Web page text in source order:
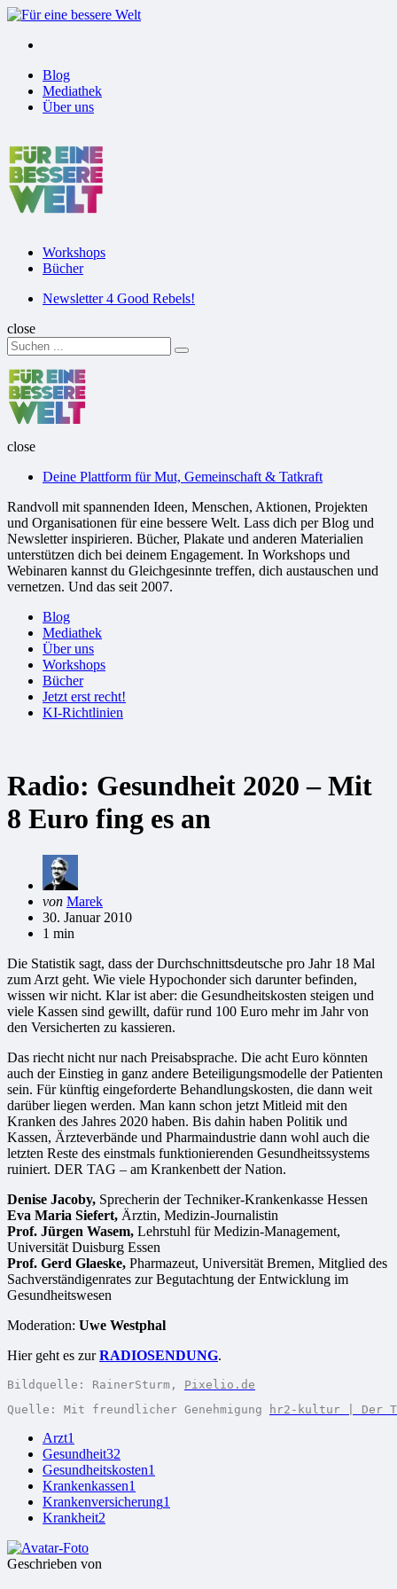
Menu
Menu
Blog
Mediathek
Über uns
Workshops
Bücher
SuchenNewsletter 4 Good Rebels!
close
Search
for:
Suchen
close
Deine Plattform für Mut, Gemeinschaft & Tatkraft
Randvoll mit spannenden Ideen, Menschen, Aktionen, Projekten
und Organisationen für eine bessere Welt. Lass dich per Blog und
Newsletter inspirieren. Bücher, Plakate und anderen Materialien
unterstützen dich bei deinem Engagement. In Workshops und
Webinaren kannst du Gleichgesinnte treffen, dich austauschen und
vernetzen. Und das seit 2007.
Blog
Mediathek
Über uns
Workshops
Bücher
Jetzt erst recht!
KI-Richtlinien
Radio: Gesundheit 2020 – Mit
8 Euro fing es an
Gepostet
von
von Marek
30. Januar 2010
1 min
Die Statistik sagt, dass der Durchschnittsdeutsche pro Jahr 18 Mal
zum Arzt geht. Wie viele Hypochonder sich darunter befinden,
wissen wir nicht. Klar ist aber: die Gesundheitskosten steigen und
viele Kassen sind gewillt, dafür rund 100 Euro mehr im Jahr von
den Versicherten zu kassieren.
Das riecht nicht nur nach Preisabsprache. Die acht Euro könnten
auch der Einstieg in ganz andere Beteiligungsmodelle der Patienten
sein. Für künftig eingeforderte Behandlungskosten, die dann weit
darüber liegen werden. Man kann schon jetzt Mitleid mit den
Kranken des Jahres 2020 haben. Bis dahin haben Politik und
Kassen, Ärzteverbände und Pharmaindustrie dann wohl auch die
letzten Reste des einstmals funktionierenden Gesundheitssystems
ruiniert. DER TAG – am Krankenbett der Nation.
Denise Jacoby, Sprecherin der Techniker-Krankenkasse Hessen
Eva Maria Siefert, Ärztin, Medizin-Journalistin
Prof. Jürgen Wasem, Lehrstuhl für Medizin-Management,
Universität Duisburg Essen
Prof. Gerd Glaeske, Pharmazeut, Universität Bremen, Mitglied des
Sachverständigenrates zur Begutachtung der Entwicklung im
Gesundheitswesen
Moderation: Uwe Westphal
Hier geht es zur RADIOSENDUNG.
Bildquelle: RainerSturm, Pixelio.de
Quelle: Mit freundlicher Genehmigung
hr2-kultur | Der
Arzt1
Gesundheit32
Gesundheitskosten1
Krankenkassen1
Krankenversicherung1
Krankheit2
Geschrieben von